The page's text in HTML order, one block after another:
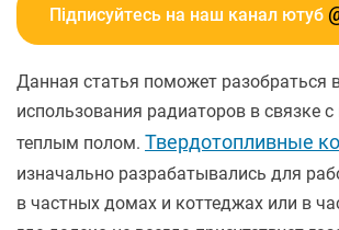
Підписуйтесь на наш канал ютуб
Данная статья поможет разобраться
использования радиаторов в связке
теплым полом. Твердотопливные
изначально разрабатывались для
в частных домах и коттеджах или в